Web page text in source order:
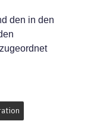
den in den